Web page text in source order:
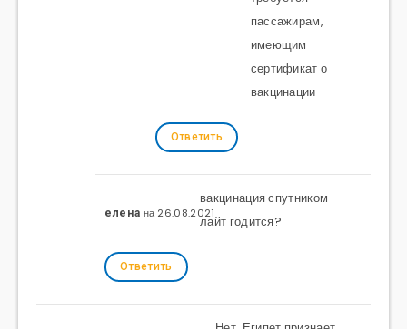
пассажирам,
имеющим
сертификат о
вакцинации
Ответить
елена на 26.08.2021
вакцинация спутником
лайт годится?
Ответить